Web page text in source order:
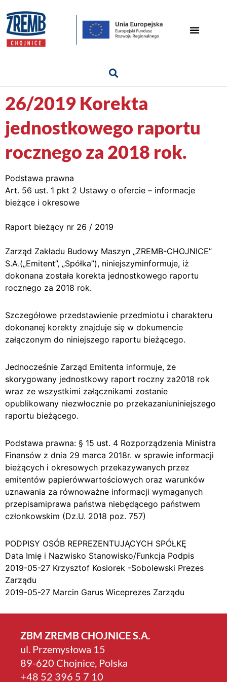
26/2019 Korekta
jednostkowego raportu
rocznego za 2018 rok.
Podstawa prawna
Art. 56 ust. 1 pkt 2 Ustawy o ofercie – informacje
bieżące i okresowe
Raport bieżący nr 26 / 2019
Zarząd Zakładu Budowy Maszyn „ZREMB-CHOJNICE”
S.A.(„Emitent”, „Spółka”), niniejszyminformuje, iż
dokonana została korekta jednostkowego raportu
rocznego za 2018 rok.
Szczegółowe przedstawienie przedmiotu i charakteru
dokonanej korekty znajduje się w dokumencie
załączonym do niniejszego raportu bieżącego.
Jednocześnie Zarząd Emitenta informuje, że
skorygowany jednostkowy raport roczny za2018 rok
wraz ze wszystkimi załącznikami zostanie
opublikowany niezwłocznie po przekazaniuniniejszego
raportu bieżącego.
Podstawa prawna: § 15 ust. 4 Rozporządzenia Ministra
Finansów z dnia 29 marca 2018r. w sprawie informacji
bieżących i okresowych przekazywanych przez
emitentów papierówwartościowych oraz warunków
uznawania za równoważne informacji wymaganych
przepisamiprawa państwa niebędącego państwem
członkowskim (Dz.U. 2018 poz. 757)
PODPISY OSÓB REPREZENTUJĄCYCH SPÓŁKĘ
Data Imię i Nazwisko Stanowisko/Funkcja Podpis
2019-05-27 Krzysztof Kosiorek -Sobolewski Prezes
Zarządu
2019-05-27 Marcin Garus Wiceprezes Zarządu
ZBM ZREMB CHOJNICE S.A.
ul. Przemysłowa 15
89-620 Chojnice, Polska
+4­8 52 396 5 7 10